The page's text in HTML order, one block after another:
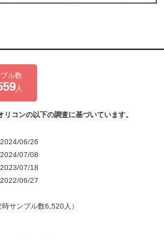
ル数
人
コンの以下の調査に基づいています。
06/26
07/08
07/18
06/27
サンプル数6,520人）